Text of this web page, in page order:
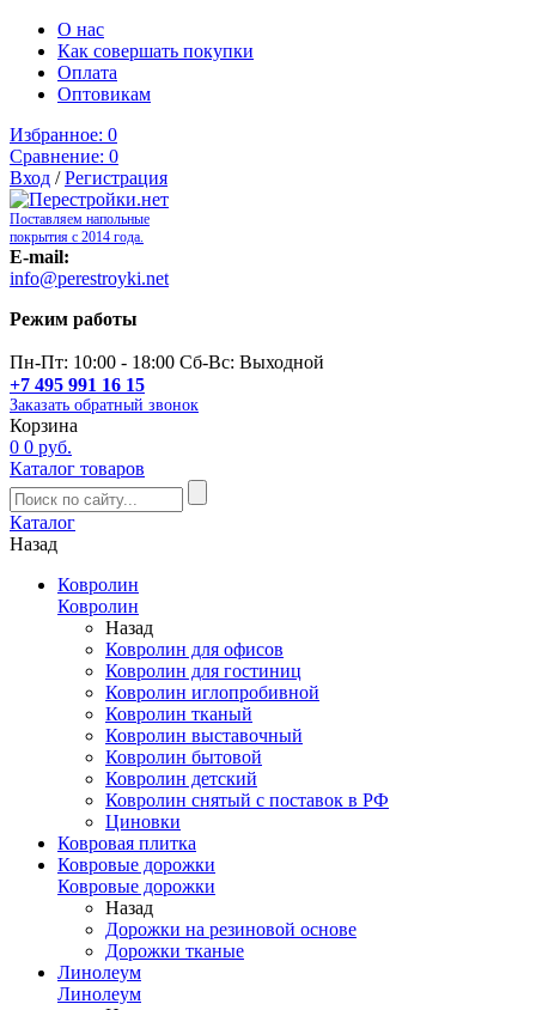
О нас
Как совершать покупки
Оплата
Оптовикам
Избранное: 0
Сравнение: 0
Вход /Регистрация
Поставляем напольные
покрытия с 2014 года.
E-mail:
info@perestroyki.net
Режим работы
Пн-Пт: 10:00 - 18:00 Сб-Вс: Выходной
+7 495 991 16 15
Заказать обратный звонок
Корзина
0 0 руб.
Каталог товаров
Каталог
Назад
Ковролин
Ковролин
Назад
Ковролин для офисов
Ковролин для гостиниц
Ковролин иглопробивной
Ковролин тканый
Ковролин выставочный
Ковролин бытовой
Ковролин детский
Ковролин снятый с поставок в РФ
Циновки
Ковровая плитка
Ковровые дорожки
Ковровые дорожки
Назад
Дорожки на резиновой основе
Дорожки тканые
Линолеум
Линолеум